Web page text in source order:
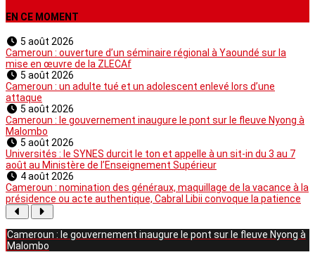
EN CE MOMENT
5 août 2026
Cameroun : ouverture d’un séminaire régional à Yaoundé sur la
mise en œuvre de la ZLECAf
5 août 2026
Cameroun : un adulte tué et un adolescent enlevé lors d’une
attaque
5 août 2026
Cameroun : le gouvernement inaugure le pont sur le fleuve Nyong à
Malombo
5 août 2026
Universités : le SYNES durcit le ton et appelle à un sit-in du 3 au 7
août au Ministère de l’Enseignement Supérieur
4 août 2026
Cameroun : nomination des généraux, maquillage de la vacance à la
présidence ou acte authentique, Cabral Libii convoque la patience
Cameroun : le gouvernement inaugure le pont sur le fleuve Nyong à
Malombo